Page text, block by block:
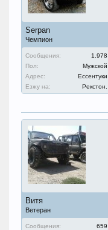
Serpan
Чемпион
Сообщения:
1.978
Пол:
Мужской
Адрес:
Ессентуки
Езжу на:
Рекстон.
Витя
Ветеран
Сообщения: 659